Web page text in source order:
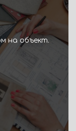
на объект.